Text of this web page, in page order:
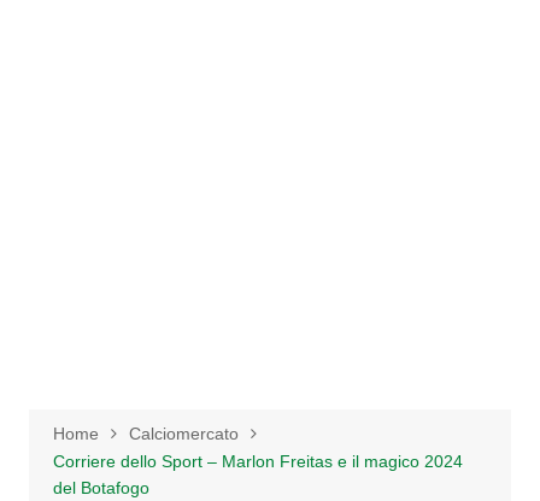
Home
Calciomercato
Corriere dello Sport – Marlon Freitas e il magico 2024
del Botafogo